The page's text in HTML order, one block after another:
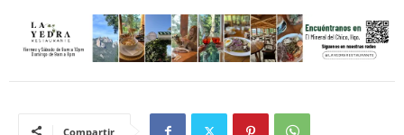
Compartir